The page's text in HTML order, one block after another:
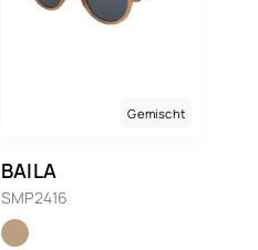
Gemischt
BAILA
SMP2416